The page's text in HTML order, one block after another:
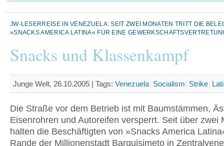
JW-LESERREISE IN VENEZUELA: SEIT ZWEI MONATEN TRITT DIE
»SNACKS AMERICA LATINA« FÜR EINE
Snacks und Klassenkampf
Junge Welt, 26.10.2005 | Tags: Venezuela Socialism Strike
Die Straße vor dem Betrieb ist mit Baumstämmen,
Eisenrohren und Autoreifen versperrt. Seit über zwei
halten die Beschäftigten von »Snacks America
Rande der Millionenstadt Barquisimeto in